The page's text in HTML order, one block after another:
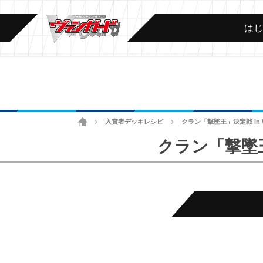
は
ホーム 入賞者デッキレシピ クラン「撃墜王」決定戦 in
クラン「撃